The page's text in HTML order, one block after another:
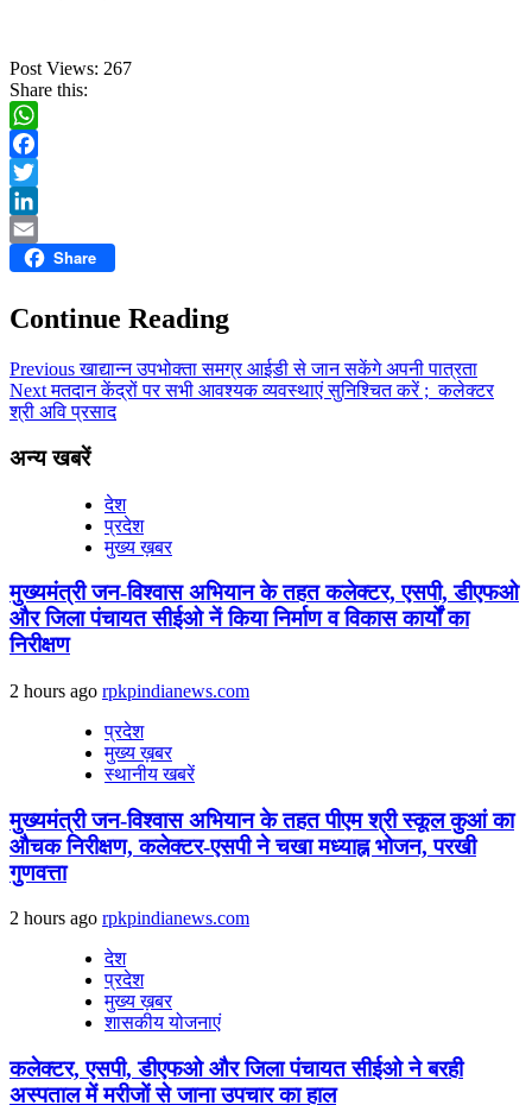
Post Views: 267
Share this:
WhatsApp
Facebook
Twitter
LinkedIn
Email Share
Continue Reading
Previousखाद्यान्न उपभोक्ता समग्र आईडी से जान सकेंगे अपनी पात्रता
Nextमतदान केंद्रों पर सभी आवश्यक व्यवस्थाएं सुनिश्चित करें ; कलेक्टर
श्री अवि प्रसाद
अन्य खबरें
देश
प्रदेश
मुख्य ख़बर
मुख्यमंत्री जन-विश्वास अभियान के तहत कलेक्टर, एसपी, डीएफओ
और जिला पंचायत सीईओ नें किया निर्माण व विकास कार्यों का
निरीक्षण
2 hours ago rpkpindianews.com
प्रदेश
मुख्य ख़बर
स्थानीय खबरें
मुख्यमंत्री जन-विश्वास अभियान के तहत पीएम श्री स्कूल कुआं का
औचक निरीक्षण, कलेक्टर-एसपी ने चखा मध्याह्न भोजन, परखी
गुणवत्ता
2 hours ago rpkpindianews.com
देश
प्रदेश
मुख्य ख़बर
शासकीय योजनाएं
कलेक्टर, एसपी, डीएफओ और जिला पंचायत सीईओ ने बरही
अस्पताल में मरीजों से जाना उपचार का हाल